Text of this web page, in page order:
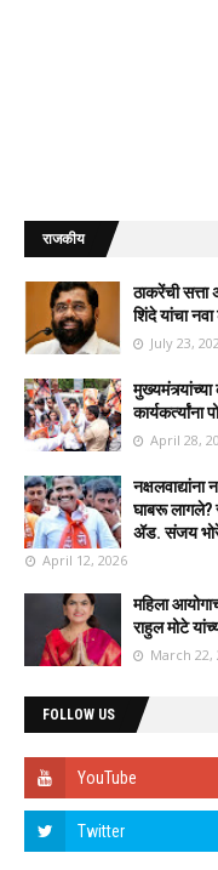
राजकीय
ठाकरेंची
शिंदे यांचा नवा
July 23,
कार्यकर्त्यांना
April 28,
नक्षलवाद्यांना
घाबरू लागले?
ॲड. संजय
April 12, 2026
महिला
राहुल मोटे
March 22,
FOLLOW US